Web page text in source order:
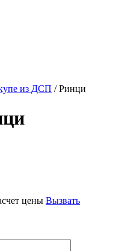
из ДСП / Ринци
цены Вызвать